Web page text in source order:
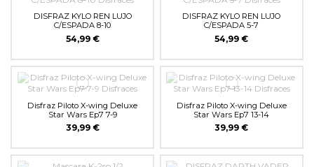
DISFRAZ KYLO REN LUJO
C/ESPADA 8-10
54,99 €
DISFRAZ KYLO REN LUJO
C/ESPADA 5-7
54,99 €
Disfraz Piloto X-wing Deluxe
Star Wars Ep7 7-9
39,99 €
Disfraz Piloto X-wing Deluxe
Star Wars Ep7 13-14
39,99 €